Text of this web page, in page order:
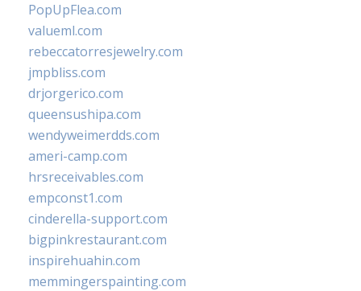
PopUpFlea.com
valueml.com
rebeccatorresjewelry.com
jmpbliss.com
drjorgerico.com
queensushipa.com
wendyweimerdds.com
ameri-camp.com
hrsreceivables.com
empconst1.com
cinderella-support.com
bigpinkrestaurant.com
inspirehuahin.com
memmingerspainting.com